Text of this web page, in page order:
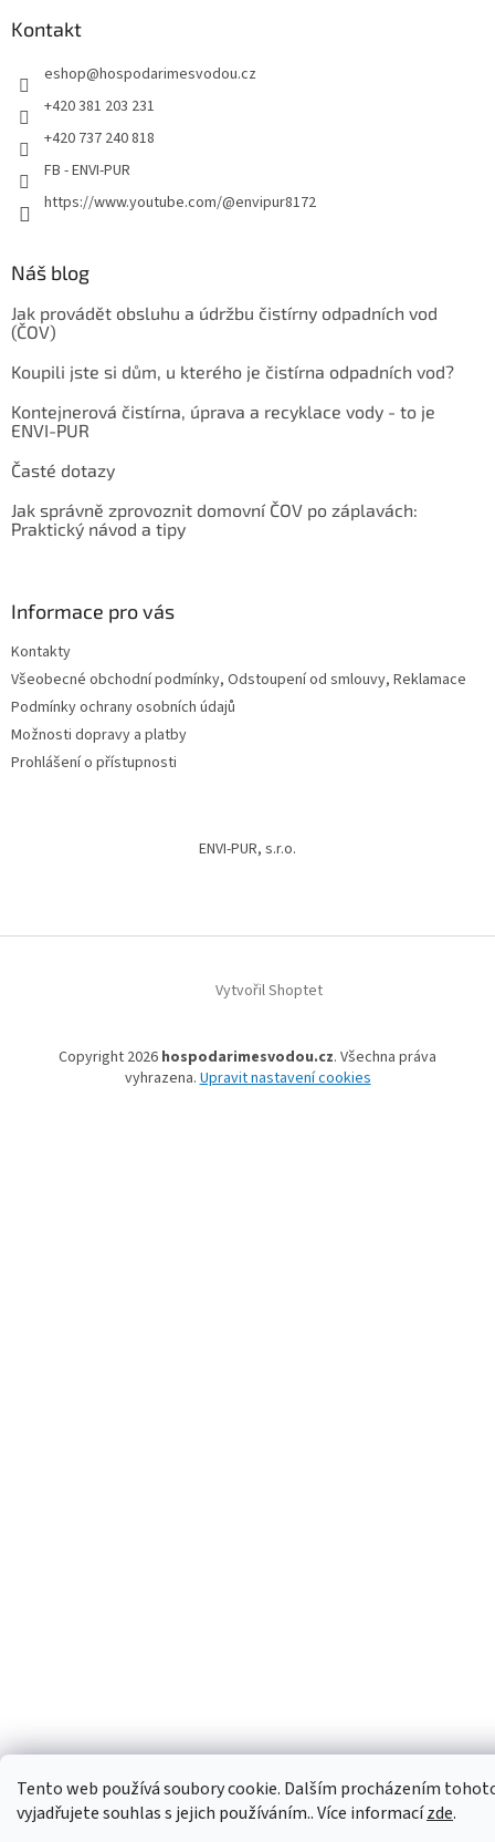
Tento web používá soubory cookie. Dalším procházením
vyjadřujete souhlas s jejich používáním.. Více informacízde.
Kontakt
eshop@hospodarimesvodou.cz
+420 381 203 231
+420 737 240 818
FB - ENVI-PUR
https://www.youtube.com/@envipur8172
Náš blog
Jak provádět obsluhu a údržbu čistírny odpadních vod
(ČOV)
Koupili jste si dům, u kterého je čistírna odpadních vod?
Kontejnerová čistírna, úprava a recyklace vody - to je
ENVI-PUR
Časté dotazy
Jak správně zprovoznit domovní ČOV po záplavách:
Praktický návod a tipy
Informace pro vás
Kontakty
Všeobecné obchodní podmínky, Odstoupení od smlouvy, Reklamace
Podmínky ochrany osobních údajů
Možnosti dopravy a platby
Prohlášení o přístupnosti
ENVI-PUR, s.r.o.
Vytvořil Shoptet
Copyright 2026 hospodarimesvodou.cz. Všechna práva
vyhrazena. Upravit nastavení cookies